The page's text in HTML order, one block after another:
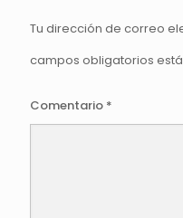
Tu dirección de correo
campos obligatorios
Comentario *